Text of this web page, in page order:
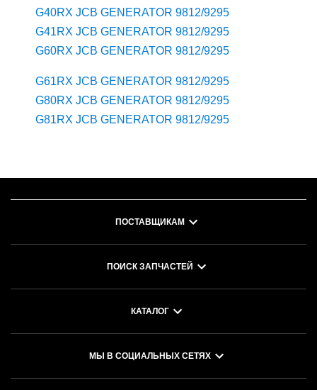
G40RX JCB GENERATOR 9812/9295
G41RX JCB GENERATOR 9812/9295
G60RX JCB GENERATOR 9812/9295
G61RX JCB GENERATOR 9812/9295
G80RX JCB GENERATOR 9812/9295
G81RX JCB GENERATOR 9812/9295
ПОСТАВЩИКАМ
ПОИСК ЗАПЧАСТЕЙ
КАТАЛОГ
МЫ В СОЦИАЛЬНЫХ СЕТЯХ